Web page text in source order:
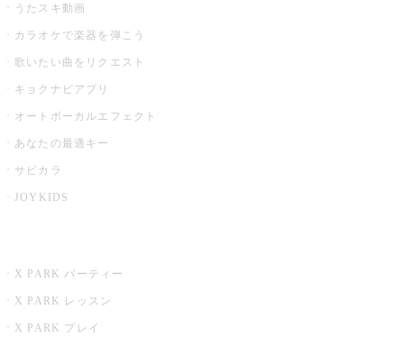
うたスキ動画
カラオケで楽器を弾こう
歌いたい曲をリクエスト
キョクナビアプリ
オートボーカルエフェクト
あなたの最適キー
サビカラ
JOYKIDS
X PARK パーティー
X PARK レッスン
X PARK プレイ